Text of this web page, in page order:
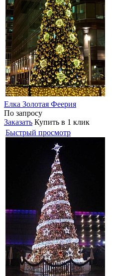
Елка Золотая Феерия
По запросу
Заказать Купить в 1 клик
Быстрый просмотр